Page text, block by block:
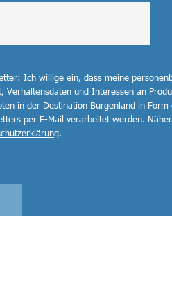
Ich willige ein, dass meine
Verhaltensdaten und Interessen an
in der Destination Burgenland in
per E-Mail verarbeitet werden.
.